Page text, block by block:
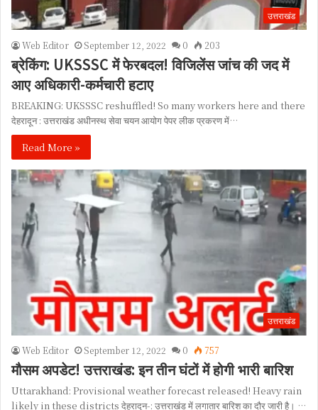
उत्तराखंड
Web Editor September 12, 2022 0 203
ब्रेकिंग: UKSSSC में फेरबदल! विजिलेंस जांच की जद में
आए अधिकारी-कर्मचारी हटाए
BREAKING: UKSSSC reshuffled! So many workers here and there
देहरादून : उत्तराखंड अधीनस्थ सेवा चयन आयोग पेपर लीक प्रकरण में…
Read More »
उत्तराखंड
Web Editor September 12, 2022 0 757
मौसम अपडेट! उत्तराखंड: इन तीन घंटों में होगी भारी बारिश
Uttarakhand: Provisional weather forecast released! Heavy rain
likely in these districts देहरादून-: उत्तराखंड में लगातार बारिश का दौर जारी है। …